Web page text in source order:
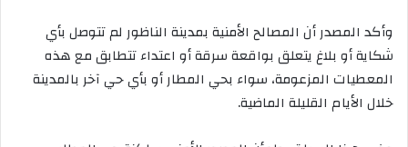
وأكد المصدر أن المصالح الأمنية بمدينة الناظور لم تتوصل بأي
شكاية أو بلاغ يتعلق بواقعة سرقة أو اعتداء تتطابق مع هذه
المعطيات المزعومة، سواء بحي المطار أو بأي حي آخر بالمدينة
خلال الأيام القليلة الماضية.